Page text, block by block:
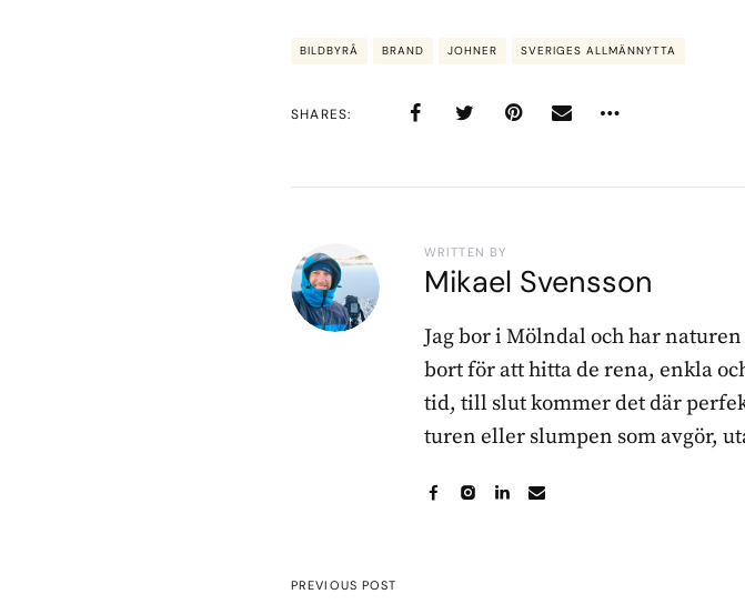
BILDBYRÅ BRAND JOHNER SVERIGES ALLMÄNNYTTA
SHARES
WRITTEN BY
Mikael Svensson
Jag bor i Mölndal och har
bort för att hitta de rena, enkla
tid, till slut kommer det där
turen eller slumpen som avgör,
PREVIOUS POST